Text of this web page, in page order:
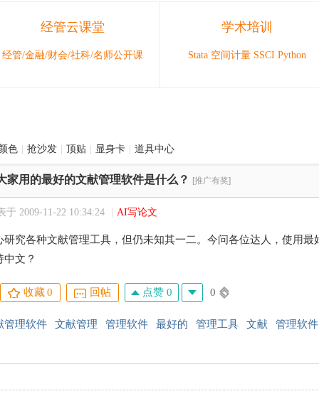
经管云课堂
经管/金融/财会/社科/名师公开课
学术培训
Stata 空间计量 SSCI Python
色 抢沙发 顶贴 显身卡 道具中心
家用的最好的文献管理软件是什么？ [推广有奖]
于 2009-11-22 10:34:24 AI写论文
研究各种文献管理工具，但仍未知其一二。今问各位达人，使用
中文？
收藏0 回帖 点赞 0 0
管理软件 文献管理 管理软件 最好的 管理工具 文献 管理软件